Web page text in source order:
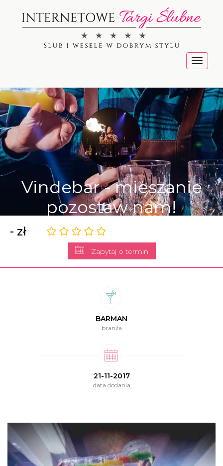
Menu
Vindebar - mieszanie
pozostaw nam!
- zł
Zapytaj o termin
BARMAN
branża
21-11-2017
data dodania